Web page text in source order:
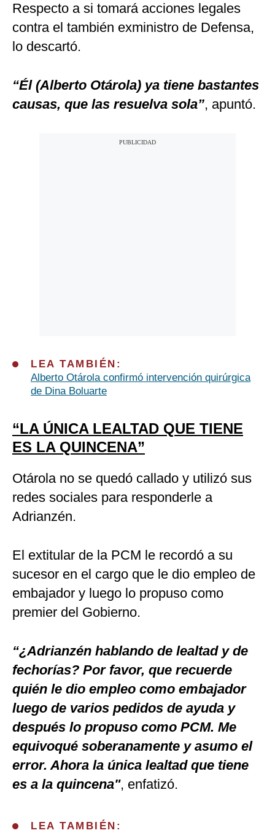
Respecto a si tomará acciones legales
contra el también exministro de Defensa,
lo descartó.
“Él (Alberto Otárola) ya tiene bastantes
causas, que las resuelva sola”, apuntó.
LEA TAMBIÉN:
Alberto Otárola confirmó intervención quirúrgica
de Dina Boluarte
“LA ÚNICA LEALTAD QUE TIENE
ES LA QUINCENA”
Otárola no se quedó callado y utilizó sus
redes sociales para responderle a
Adrianzén.
El extitular de la PCM le recordó a su
sucesor en el cargo que le dio empleo de
embajador y luego lo propuso como
premier del Gobierno.
“¿Adrianzén hablando de lealtad y de
fechorías? Por favor, que recuerde
quién le dio empleo como embajador
luego de varios pedidos de ayuda y
después lo propuso como PCM. Me
equivoqué soberanamente y asumo el
error. Ahora la única lealtad que tiene
es a la quincena", enfatizó.
LEA TAMBIÉN: